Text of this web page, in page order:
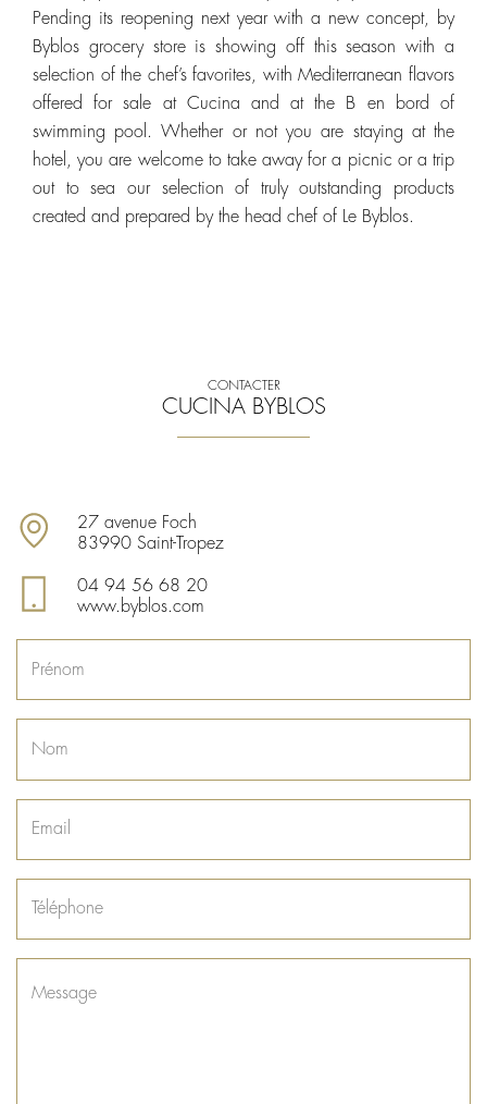
Pending its reopening next year with a new concept, by
Byblos grocery store is showing off this season with a
selection of the chef’s favorites, with Mediterranean flavors
offered for sale at Cucina and at the B en bord of
swimming pool. Whether or not you are staying at the
hotel, you are welcome to take away for a picnic or a trip
out to sea our selection of truly outstanding products
created and prepared by the head chef of Le Byblos.
CONTACTER
CUCINA BYBLOS
27 avenue Foch
83990 Saint-Tropez
04 94 56 68 20
www.byblos.com